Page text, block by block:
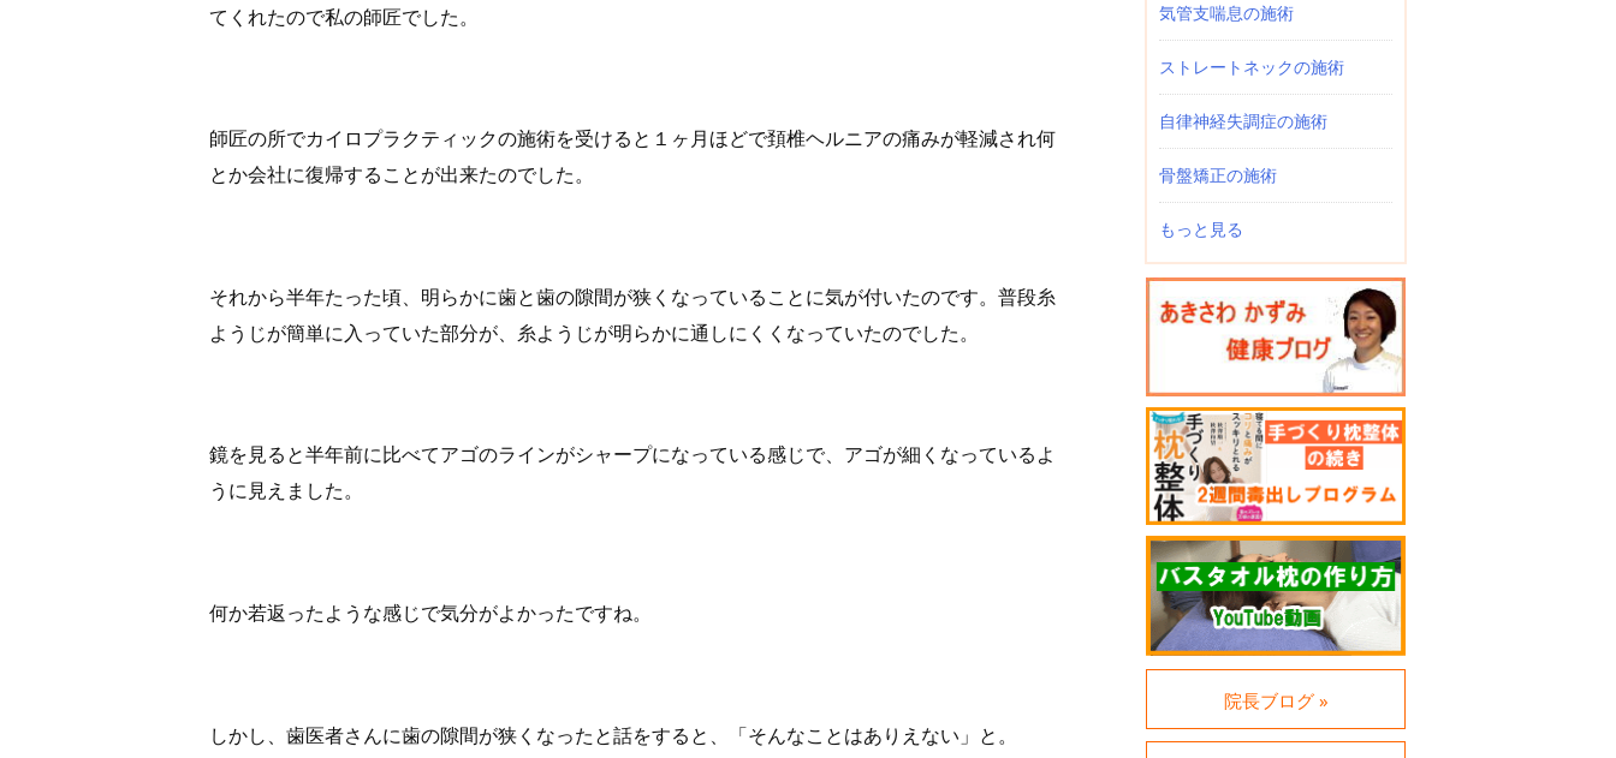
てくれたので私の師匠でした。
師匠の所でカイロプラクティックの施術を受けると１ヶ月ほどで頚椎ヘルニアの痛みが軽減され何
とか会社に復帰することが出来たのでした。
それから半年たった頃、明らかに歯と歯の隙間が狭くなっていることに気が付いたのです。普段糸
ようじが簡単に入っていた部分が、糸ようじが明らかに通しにくくなっていたのでした。
鏡を見ると半年前に比べてアゴのラインがシャープになっている感じで、アゴが細くなっているよ
うに見えました。
何か若返ったような感じで気分がよかったですね。
しかし、歯医者さんに歯の隙間が狭くなったと話をすると、「そんなことはありえない」と。
気管支喘息の施術
ストレートネックの施術
自律神経失調症の施術
骨盤矯正の施術
もっと見る
院長ブログ »